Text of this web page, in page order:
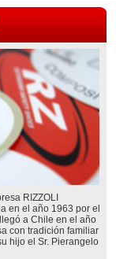
RIZZOLI
en el año 1963 por el
a Chile en el año
con tradición familiar
hijo el Sr. Pierangelo